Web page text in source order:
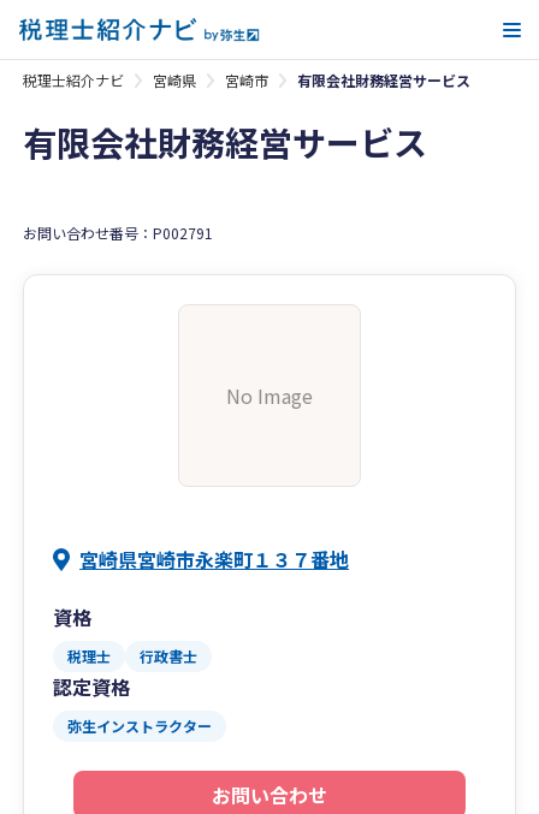
税理士紹介ナビ 宮崎県 宮崎市 有限会社財務経営サービス
有限会社財務経営サービス
お問い合わせ番号：P002791
No Image
宮崎県宮崎市永楽町１３７番地
資格
税理士 行政書士
認定資格
弥生インストラクター
お問い合わせ